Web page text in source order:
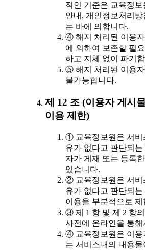
적인 기준은 교육정
안내, 개인정보처리
는 바에 의합니다.
④ 해지 처리된 이용
에 의하여 보존할 필
하고 지체 없이 파기
⑤ 해지 처리된 이용자
불가능합니다.
제 12 조 (이용자 게시
이용 제한)
① 교육정보원은 서비
유가 없다고 판단되
자가 게재 또는 등록
있습니다.
② 교육정보원은 서비
유가 없다고 판단되
이용을 부분적으로
③ 제 1 항 및 제 2 항
사전에 온라인을 통
④ 교육정보원은 이용
는 서비스내의 내용